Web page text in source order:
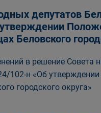
депутатов
Беловского
в решение Совета
102-н «Об
городского округа»